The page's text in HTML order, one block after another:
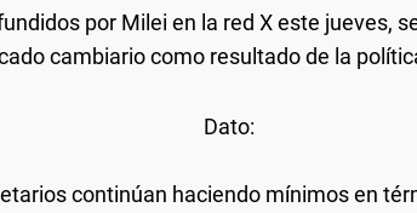
por Milei en la red X este jueves,
cambiario como resultado de la
Dato:
continúan haciendo mínimos en